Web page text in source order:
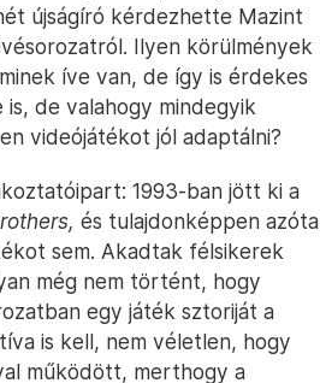
újságíró kérdezhette Mazint
Ilyen körülmények
íve van, de így is érdekes
de valahogy mindegyik
videójátékot jól adaptálni?
1993-ban jött ki a
és tulajdonképpen azóta
sem. Akadtak félsikerek
még nem történt, hogy
egy játék sztoriját a
is kell, nem véletlen, hogy
működött, merthogy a